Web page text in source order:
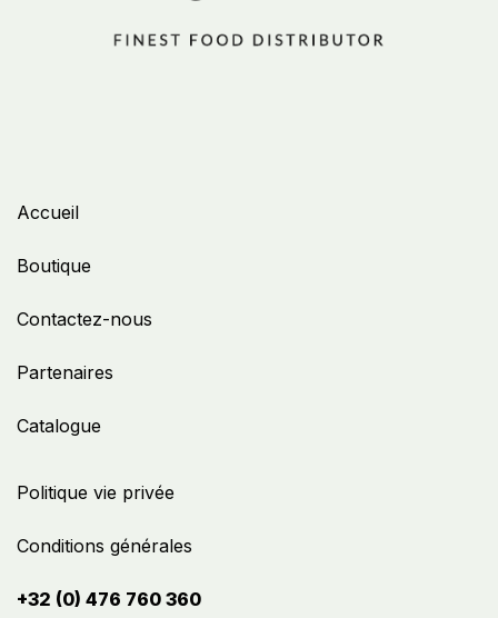
Politique vie privée
Conditions générales
+32 (0) 476 760 360
Accueil
Boutique
Contactez-nous
Partenaires
Catalogue